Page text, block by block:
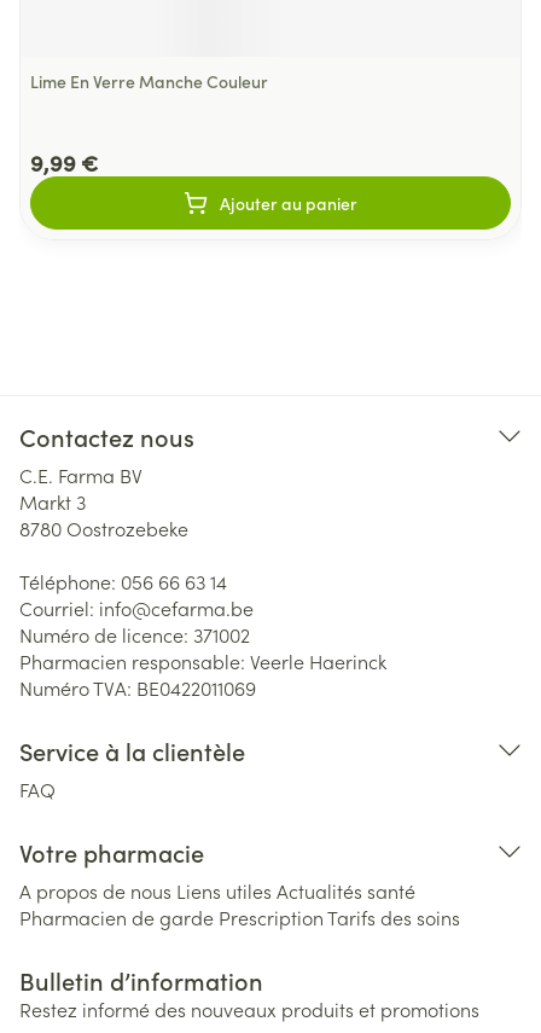
Lime En Verre Manche Couleur
9,99 €
Ajouter au panier
Contactez nous
C.E. Farma BV
Markt 3
8780Oostrozebeke
Téléphone: 056 66 63 14
Courriel: info@cefarma.be
Numéro de licence: 371002
Pharmacien responsable: Veerle Haerinck
Numéro TVA: BE0422011069
Service à la clientèle
FAQ
Votre pharmacie
A propos de nous Liens utiles Actualités santé
Pharmacien de garde PrescriptionTarifs des soins
Bulletin d’information
Restez informé des nouveaux produits et promotions